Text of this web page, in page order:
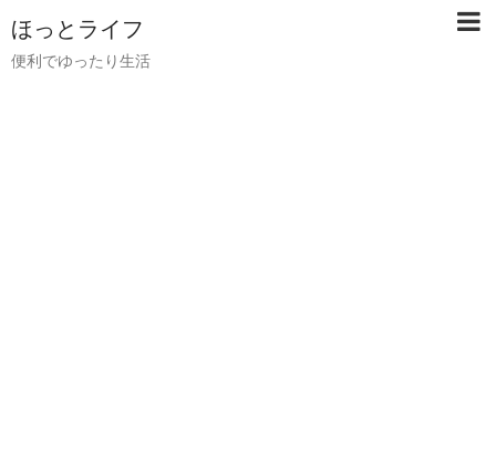
ほっとライフ
便利でゆったり生活